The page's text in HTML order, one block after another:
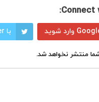
Connect
با Twitter وارد شوید
منتشر نخواهد شد.